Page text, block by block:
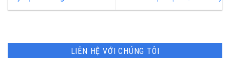
LIÊN HỆ VỚI CHÚNG TÔI